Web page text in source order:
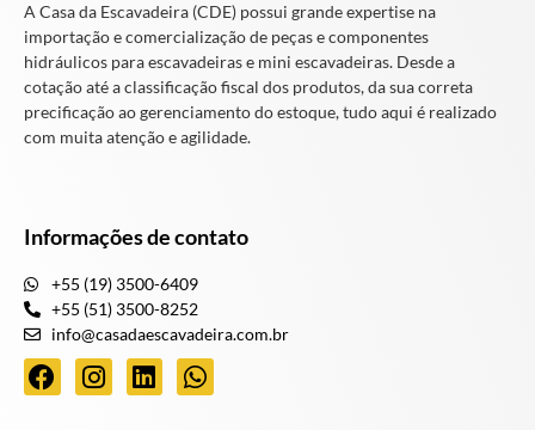
A Casa da Escavadeira (CDE) possui grande expertise na
importação e comercialização de peças e componentes
hidráulicos para escavadeiras e mini escavadeiras. Desde a
cotação até a classificação fiscal dos produtos, da sua correta
precificação ao gerenciamento do estoque, tudo aqui é realizado
com muita atenção e agilidade.
Informações de contato
+55 (19) 3500-6409
+55 (51) 3500-8252
info@casadaescavadeira.com.br